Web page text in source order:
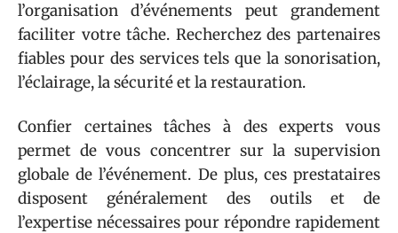
l’organisation d’événements peut grandement
faciliter votre tâche. Recherchez des partenaires
fiables pour des services tels que la sonorisation,
l’éclairage, la sécurité et la restauration.
Confier certaines tâches à des experts vous
permet de vous concentrer sur la supervision
globale de l’événement. De plus, ces prestataires
disposent généralement des outils et de
l’expertise nécessaires pour répondre rapidement